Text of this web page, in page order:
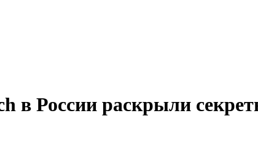
в России раскрыли